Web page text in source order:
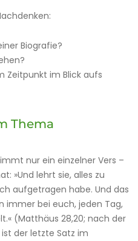
Biografie?
Zeitpunkt im Blick aufs
Thema
nur ein einzelner Vers –
»Und lehrt sie, alles zu
aufgetragen habe. Und das
immer bei euch, jeden Tag,
(Matthäus 28,20; nach der
der letzte Satz im